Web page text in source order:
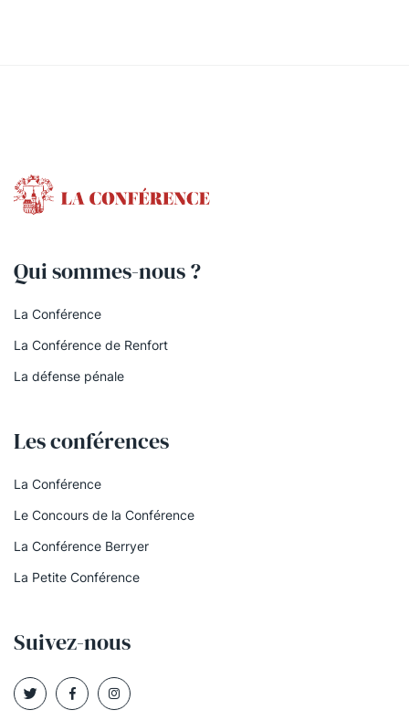
Qui sommes-nous ?
La Conférence
La Conférence de Renfort
La défense pénale
Les conférences
La Conférence
Le Concours de la Conférence
La Conférence Berryer
La Petite Conférence
Suivez-nous